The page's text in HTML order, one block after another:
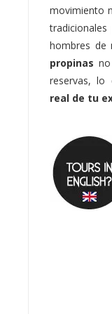
movimiento
hombres de
propinas
reservas, lo
real de tu